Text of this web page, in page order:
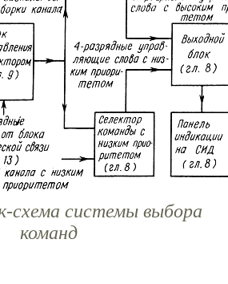
схема системы выбора
команд